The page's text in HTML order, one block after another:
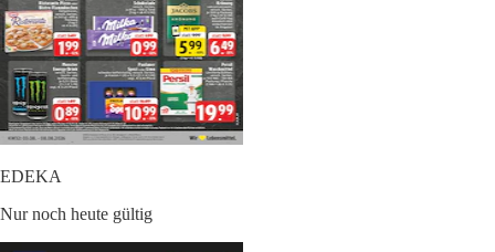
EDEKA
Nur noch heute gültig